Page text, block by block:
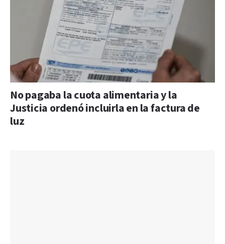
No pagaba la cuota alimentaria y la
Justicia ordenó incluirla en la factura de
luz